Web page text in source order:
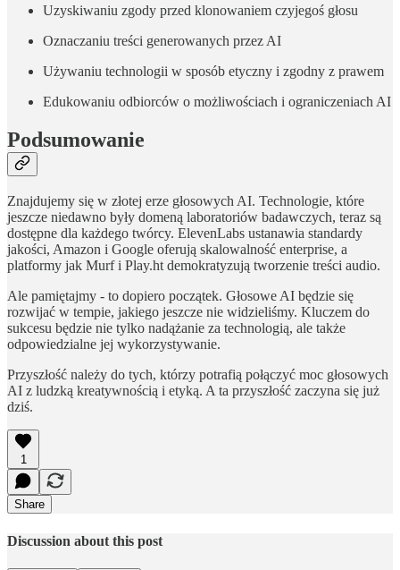
Uzyskiwaniu zgody przed klonowaniem czyjegoś głosu
Oznaczaniu treści generowanych przez AI
Używaniu technologii w sposób etyczny i zgodny z prawem
Edukowaniu odbiorców o możliwościach i ograniczeniach AI
Podsumowanie
Znajdujemy się w złotej erze głosowych AI. Technologie, które
jeszcze niedawno były domeną laboratoriów badawczych, teraz są
dostępne dla każdego twórcy. ElevenLabs ustanawia standardy
jakości, Amazon i Google oferują skalowalność enterprise, a
platformy jak Murf i Play.ht demokratyzują tworzenie treści audio.
Ale pamiętajmy - to dopiero początek. Głosowe AI będzie się
rozwijać w tempie, jakiego jeszcze nie widzieliśmy. Kluczem do
sukcesu będzie nie tylko nadążanie za technologią, ale także
odpowiedzialne jej wykorzystywanie.
Przyszłość należy do tych, którzy potrafią połączyć moc głosowych
AI z ludzką kreatywnością i etyką. A ta przyszłość zaczyna się już
dziś.
1
Share
Discussion about this post